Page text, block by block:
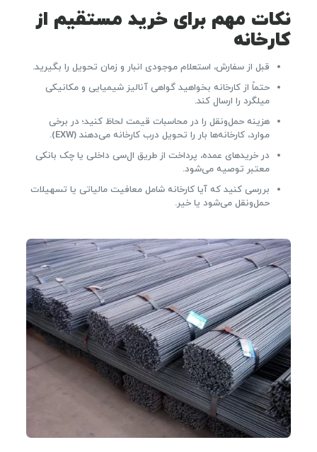
نکات مهم برای خرید مستقیم از
کارخانه
قبل از سفارش، استعلام موجودی انبار و زمان تحویل را بگیرید.
حتماً از کارخانه بخواهید گواهی آنالیز شیمیایی و مکانیکی
میلگرد را ارسال کند.
هزینه حمل‌ونقل را در محاسبات قیمت لحاظ کنید؛ در برخی
موارد، کارخانه‌ها بار را تحویل درب کارخانه می‌دهند (EXW).
در خریدهای عمده، پرداخت از طریق ال‌سی داخلی یا چک بانکی
معتبر توصیه می‌شود.
بررسی کنید که آیا کارخانه شامل معافیت مالیاتی یا تسهیلات
حمل‌ونقل می‌شود یا خیر.